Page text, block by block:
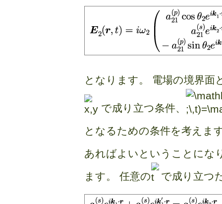
となります。 電場の境界面
で成り立つ条件、
となるための条件を考えま
あればよいということにな
ます。 任意の
で成り立つ